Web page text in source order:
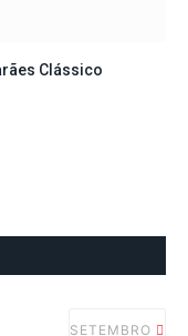
Clássico
SETEMBRO